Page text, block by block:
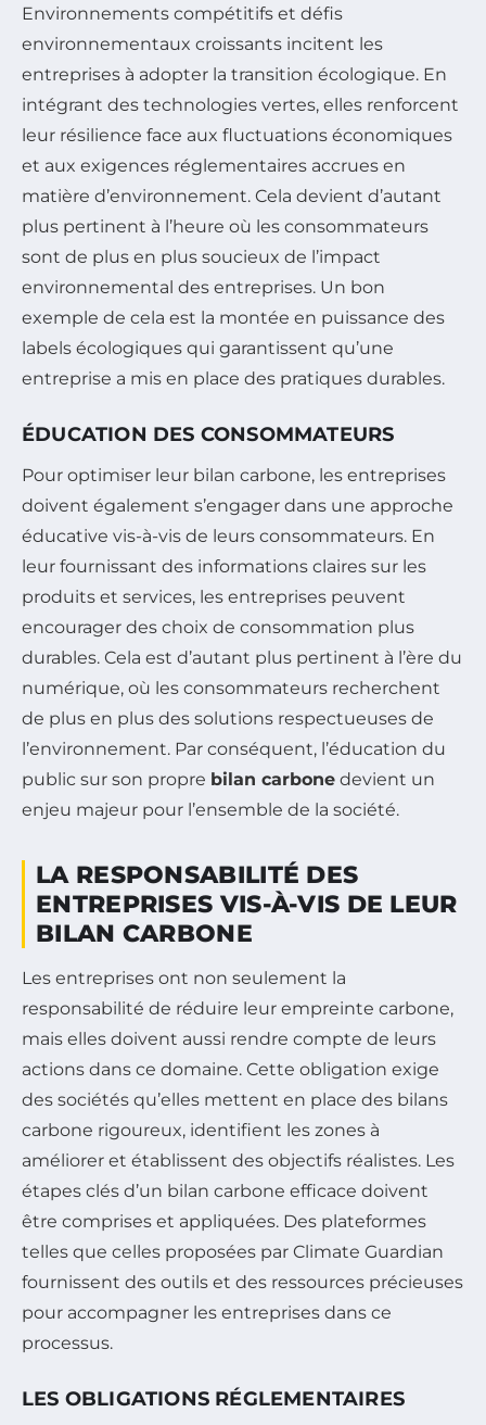
Environnements compétitifs et défis
environnementaux croissants incitent les
entreprises à adopter la transition écologique. En
intégrant des technologies vertes, elles renforcent
leur résilience face aux fluctuations économiques
et aux exigences réglementaires accrues en
matière d’environnement. Cela devient d’autant
plus pertinent à l’heure où les consommateurs
sont de plus en plus soucieux de l’impact
environnemental des entreprises. Un bon
exemple de cela est la montée en puissance des
labels écologiques qui garantissent qu’une
entreprise a mis en place des pratiques durables.
ÉDUCATION DES CONSOMMATEURS
Pour optimiser leur bilan carbone, les entreprises
doivent également s’engager dans une approche
éducative vis-à-vis de leurs consommateurs. En
leur fournissant des informations claires sur les
produits et services, les entreprises peuvent
encourager des choix de consommation plus
durables. Cela est d’autant plus pertinent à l’ère du
numérique, où les consommateurs recherchent
de plus en plus des solutions respectueuses de
l’environnement. Par conséquent, l’éducation du
public sur son propre bilan carbone devient un
enjeu majeur pour l’ensemble de la société.
LA RESPONSABILITÉ DES
ENTREPRISES VIS-À-VIS DE LEUR
BILAN CARBONE
Les entreprises ont non seulement la
responsabilité de réduire leur empreinte carbone,
mais elles doivent aussi rendre compte de leurs
actions dans ce domaine. Cette obligation exige
des sociétés qu’elles mettent en place des bilans
carbone rigoureux, identifient les zones à
améliorer et établissent des objectifs réalistes. Les
étapes clés d’un bilan carbone efficace doivent
être comprises et appliquées. Des plateformes
telles que celles proposées par Climate Guardian
fournissent des outils et des ressources précieuses
pour accompagner les entreprises dans ce
processus.
LES OBLIGATIONS RÉGLEMENTAIRES